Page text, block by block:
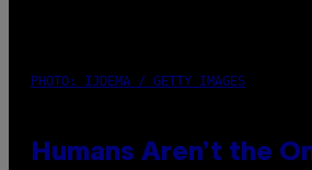
PHOTO: IJDEMA / GETTY IMAGES
Humans Aren’t the